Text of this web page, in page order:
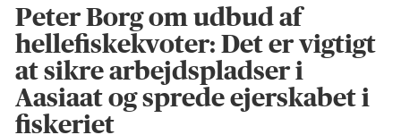
Peter Borg om udbud af
hellefiskekvoter: Det er vigtigt
at sikre arbejdspladser i
Aasiaat og sprede ejerskabet i
fiskeriet